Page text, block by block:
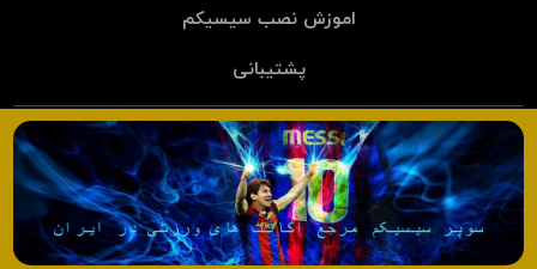
اموزش نصب سیسیکم
پشتیبانی